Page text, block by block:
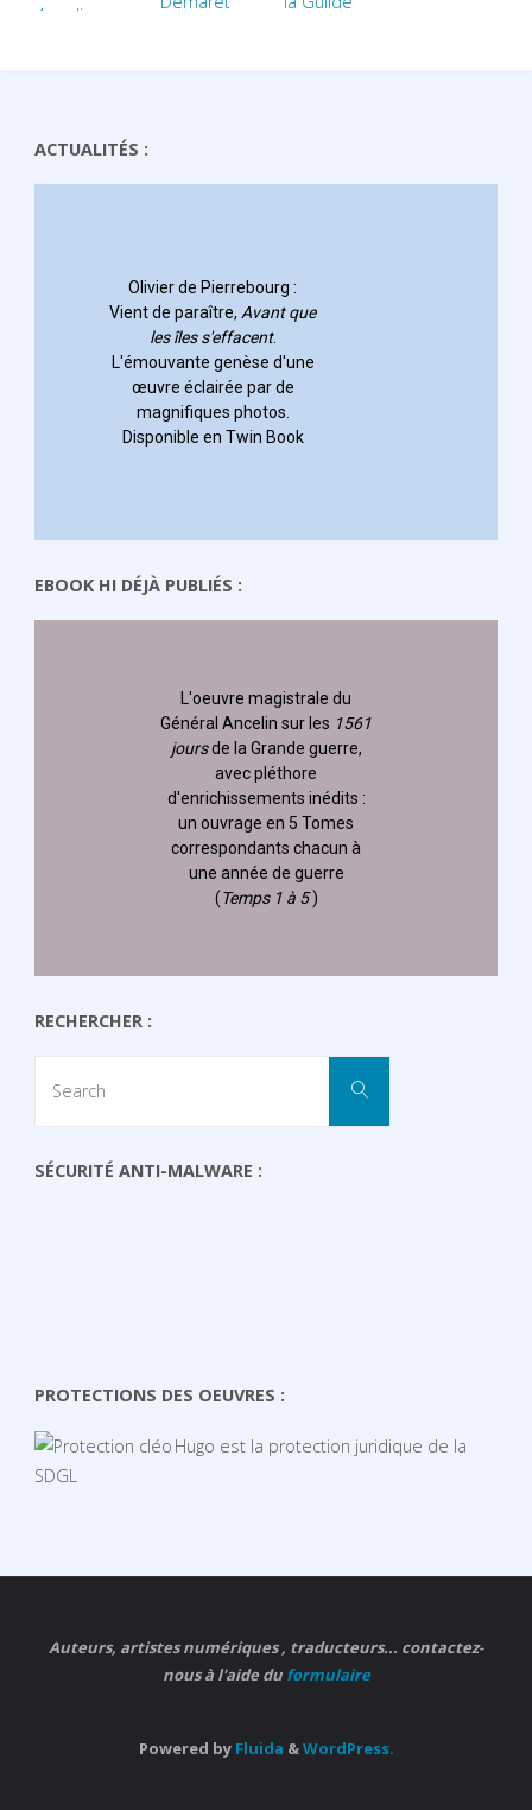
ACTUALITÉS :
EBOOK HI DÉJÀ PUBLIÉS :
L'oeuvre magistrale du
Général Ancelin sur les 1561
joursde la Grande guerre,
avec pléthore
d'enrichissements inédits :
un ouvrage en 5 Tomes
correspondants chacun à
une année de guerre
(Temps 1 à 5)
RECHERCHER :
Search
SÉCURITÉ ANTI-MALWARE :
PROTECTIONS DES OEUVRES :
Hugo est la protection juridique de la
SDGL
Auteurs, artistes numériques , traducteurs... contactez-
nous à l'aide du formulaire
Powered byFluida &WordPress.